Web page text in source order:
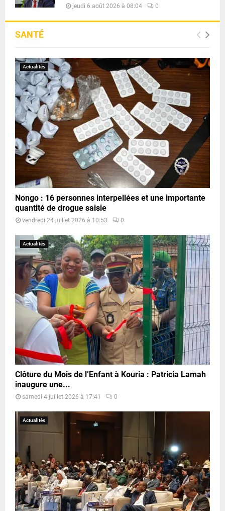
jeudi 6 août 2026 à 08:04 0
SANTÉ
Actualités
Nongo : 16 personnes interpellées et une importante
quantité de drogue saisie
vendredi 24 juillet 2026 à 10:53 0
Actualités
Clôture du Mois de l’Enfant à Kouria : Patricia Lamah
inaugure une...
samedi 4 juillet 2026 à 17:41 0
Actualités